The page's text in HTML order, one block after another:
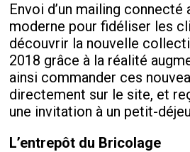
Envoi d’un mailing
moderne pour fidéliser les
découvrir la nouvelle
2018 grâce à la réalité
ainsi commander ces
directement sur le site, et
une invitation à un petit-
L’entrepôt du Bricolage